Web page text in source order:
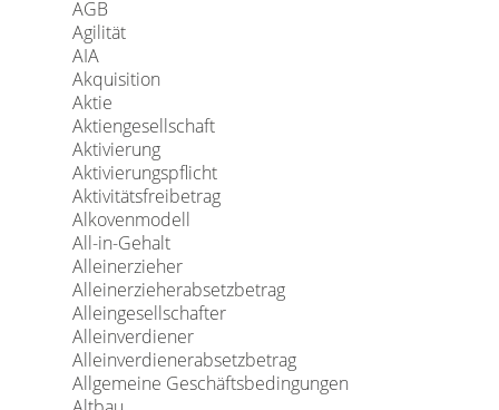
AGB
Agilität
AIA
Akquisition
Aktie
Aktiengesellschaft
Aktivierung
Aktivierungspflicht
Aktivitätsfreibetrag
Alkovenmodell
All-in-Gehalt
Alleinerzieher
Alleinerzieherabsetzbetrag
Alleingesellschafter
Alleinverdiener
Alleinverdienerabsetzbetrag
Allgemeine Geschäftsbedingungen